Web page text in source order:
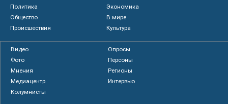
Политика
Экономика
Общество
В мире
Происшествия
Культура
Видео
Опросы
Фото
Персоны
Мнения
Регионы
Медиацентр
Интервью
Колумнисты